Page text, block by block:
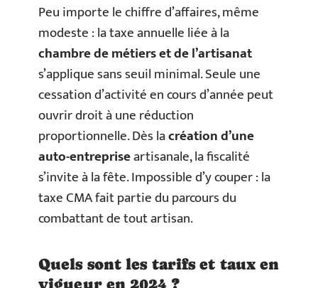
Peu importe le chiffre d’affaires, même
modeste : la taxe annuelle liée à la
chambre de métiers et de l’artisanat
s’applique sans seuil minimal. Seule une
cessation d’activité en cours d’année peut
ouvrir droit à une réduction
proportionnelle. Dès lacréation d’une
auto-entrepriseartisanale, la fiscalité
s’invite à la fête. Impossible d’y couper : la
taxe CMA fait partie du parcours du
combattant de tout artisan.
Quels sont les tarifs et taux en
vigueur en 2024 ?